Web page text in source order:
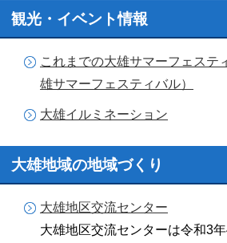
観光・イベント情報
これまでの大雄サマーフェステ
雄サマーフェスティバル）
大雄イルミネーション
大雄地域の地域づくり
大雄地区交流センター
大雄地区交流センターは令和3